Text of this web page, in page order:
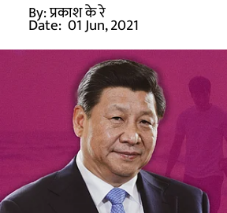
By:प्रकाश के रे
Date: 01 Jun, 2021